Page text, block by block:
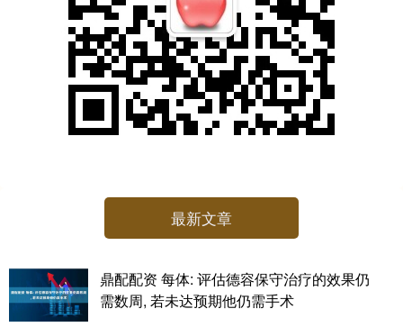
最新文章
鼎配配资 每体: 评估德容保守治疗的效果仍
需数周, 若未达预期他仍需手术